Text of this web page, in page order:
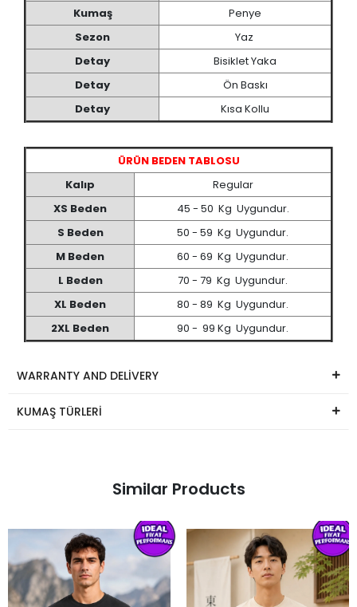
Kumaş
Penye
Sezon
Yaz
Detay
Bisiklet Yaka
Detay
Ön Baskı
Detay
Kısa Kollu
ÜRÜN BEDEN TABLOSU
Kalıp
Regular
XS Beden
45 - 50 Kg Uygundur.
S Beden
50 - 59 Kg Uygundur.
M Beden
60 - 69 Kg Uygundur.
L Beden
70 - 79 Kg Uygundur.
XL Beden
80 - 89 Kg Uygundur.
2XL Beden
90 - 99 Kg Uygundur.
WARRANTY AND DELİVERY
KUMAŞ TÜRLERİ
Similar Products